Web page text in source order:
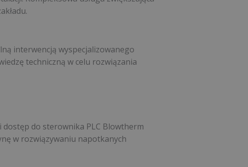
interwencją wyspecjalizowanego
techniczną w celu rozwiązania
do sterownika PLC Blowtherm
w rozwiązywaniu napotkanych